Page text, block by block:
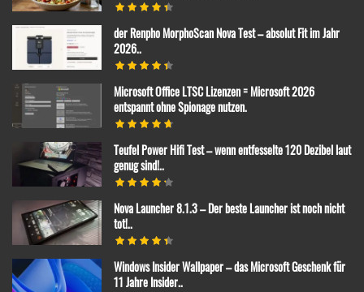
der Renpho MorphoScan Nova Test – absolut Fit im Jahr
2026..
Microsoft Office LTSC Lizenzen = Microsoft 2026
entspannt ohne Spionage nutzen.
Teufel Power Hifi Test – wenn entfesselte 120 Dezibel laut
genug sind!..
Nova Launcher 8.1.3 – Der beste Launcher ist noch nicht
tot!..
Windows Insider Wallpaper – das Microsoft Geschenk für
11 Jahre Insider..